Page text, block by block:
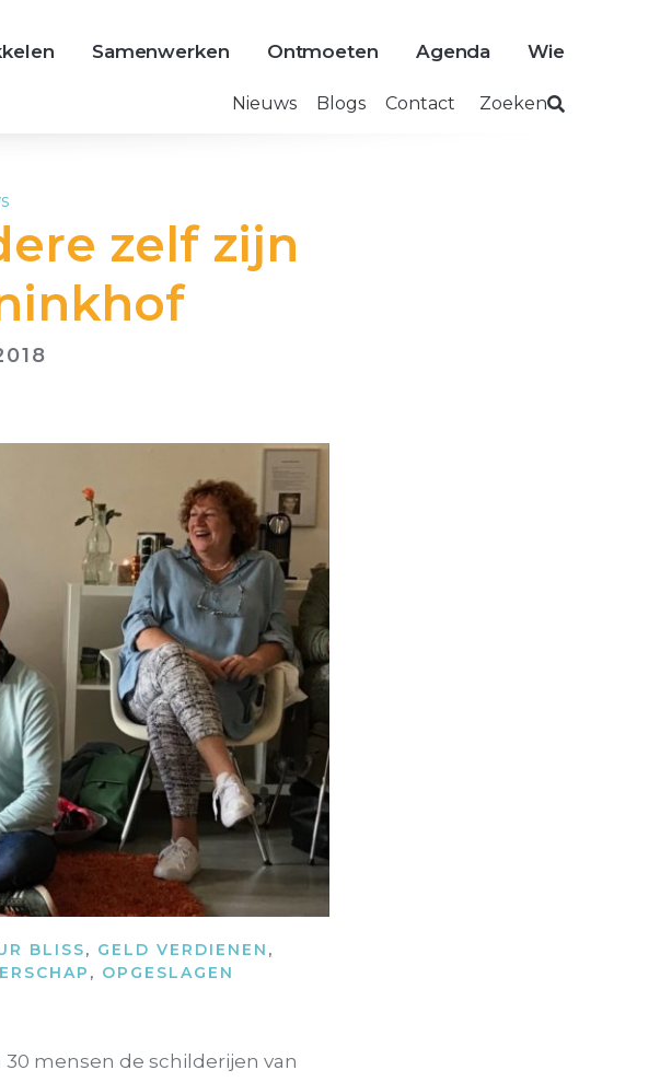
Samenwerken Ontmoeten Agenda Wie
Nieuws Blogs Contact Zoeken
zelf zijn
BLISS, GELD VERDIENEN ,
, OPGESLAGEN
mensen de schilderijen van